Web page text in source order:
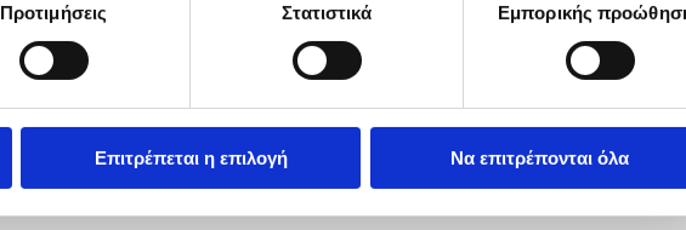
Προτιμήσεις Στατιστικά Εμπορικής
Επιτρέπεται η επιλογή Να επιτρέπονται όλα